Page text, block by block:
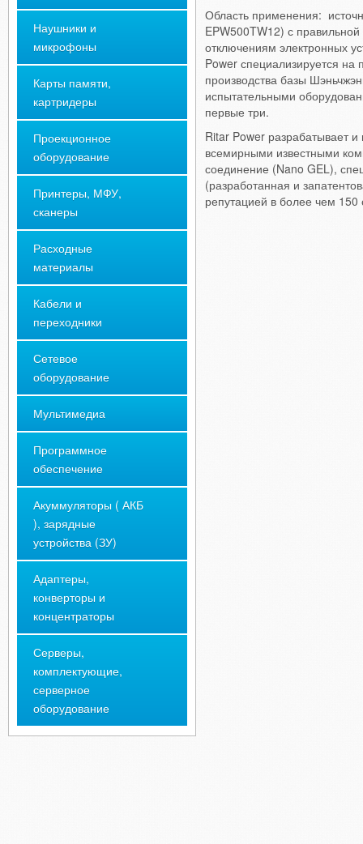
Наушники и
микрофоны
Карты памяти,
картридеры
Проекционное
оборудование
Принтеры, МФУ,
сканеры
Расходные
материалы
Кабели и
переходники
Сетевое
оборудование
Мультимедиа
Программное
обеспечение
Акуммуляторы ( АКБ
), зарядные
устройства (ЗУ)
Адаптеры,
конверторы и
концентраторы
Серверы,
комплектующие,
серверное
оборудование
Область применения:
EPW500TW12) с
отключениям электронных
Power специализируется
производства базы
испытательными
первые три.
Ritar Power разрабатывает
всемирными известными
соединение (Nano GEL),
(разработанная и
репутацией в более чем 150